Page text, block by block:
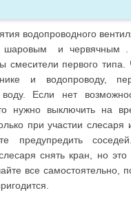
водопроводного
шаровым и червячным .
смесители первого
и водопроводу,
воду. Если нет
нужно выключить на
при участии
предупредить
снять кран, но это
все самостоятельно,